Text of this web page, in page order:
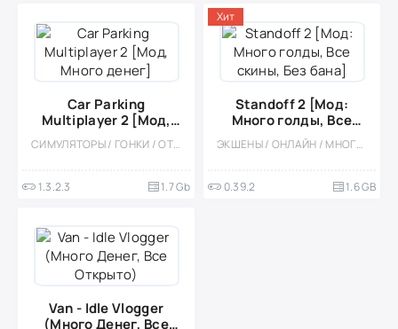
Car Parking
Multiplayer 2 [Мод,
Много денег]
СИМУЛЯТОРЫ / ГОНКИ / ОТКРЫТЫЙ МИР / КАЗУАЛЬНЫЕ / СТИЛИЗАЦИЯ / 3D / ВСТРОЕННЫЙ КЕШ / БОЛЬШАЯ / МОД / ФИЗИКА
1.3.2.3 1.7 Gb
Standoff 2 [Мод:
Много голды, Все
скины, Без бана]
ЭКШЕНЫ / ОНЛАЙН / МНОГОПОЛЬЗОВАТЕЛЬСКАЯ / ШУТЕРЫ / ТАКТИЧЕСКИЕ / СОРЕВНОВАТЕЛЬНАЯ / ОДНОПОЛЬЗОВАТЕЛЬСКИЕ / СТИЛИЗАЦИЯ / МОД / БОЛЬШАЯ / ОТ ПЕРВОГО ЛИЦА / ВСТРОЕННЫЙ КЕШ / 3D / ПРИВАТКИ / ГЕЙМПАД
0.39.2 1.6 GB
Хит
Van - Idle Vlogger
(Много Денег, Все